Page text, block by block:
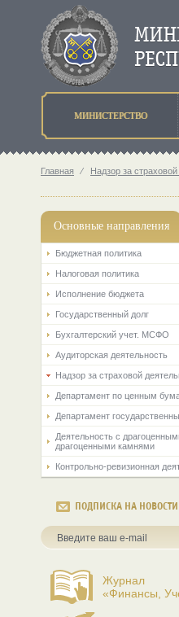
МИНИСТЕРСТВО
Главная ⁄ Надзор за
Основные направления
Бюджетная политика
Налоговая политика
Исполнение бюджета
Государственный долг
Бухгалтерский учет. МСФО
Аудиторская деятельность
Надзор за страховой
Департамент по ценным
Департамент
Деятельность с
драгоценными камнями
Контрольно-ревизионная
ПОДПИСКА НА НОВОСТИ
Журнал
«Финансы,